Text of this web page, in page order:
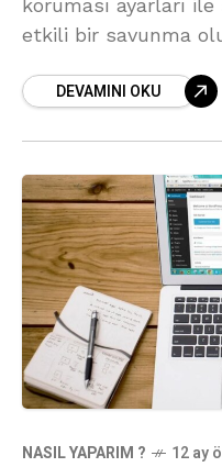
koruması ayarları ile
etkili bir savunma
DEVAMINI OKU
NASIL YAPARIM ? 12 ay